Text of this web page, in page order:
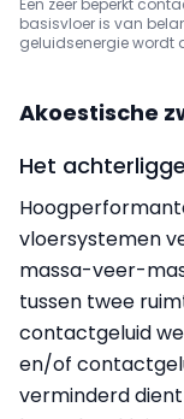
basisvloer is van
geluidsenergie wordt
Akoestische
Het
vloersystemen
massa-veer-
tussen twee
contactgeluid
en/of
verminderd